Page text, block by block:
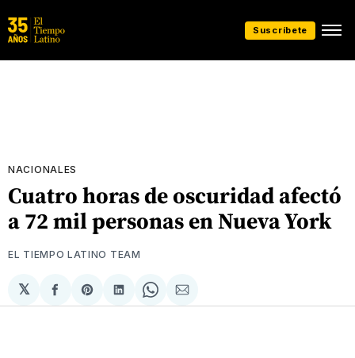
Suscríbete
NACIONALES
Cuatro horas de oscuridad afectó
a 72 mil personas en Nueva York
EL TIEMPO LATINO TEAM
𝕏
Compartir
en
Share
on
Compartir
en
Share
on
Compartir
via